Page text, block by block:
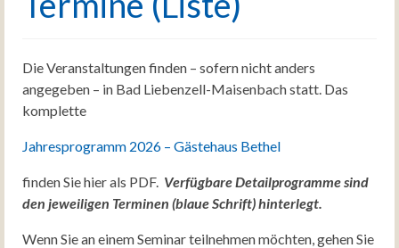
Die Veranstaltungen finden – sofern nicht anders
angegeben – in Bad Liebenzell-Maisenbach statt. Das
komplette
Jahresprogramm 2026 – Gästehaus Bethel
finden Sie hier als PDF. Verfügbare Detailprogramme sind
den jeweiligen Terminen (blaue Schrift) hinterlegt.
Wenn Sie an einem Seminar teilnehmen möchten, gehen Sie